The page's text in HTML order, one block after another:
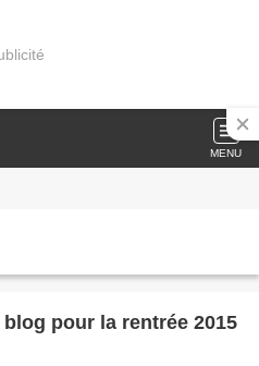
MENU
pour la rentrée 2015